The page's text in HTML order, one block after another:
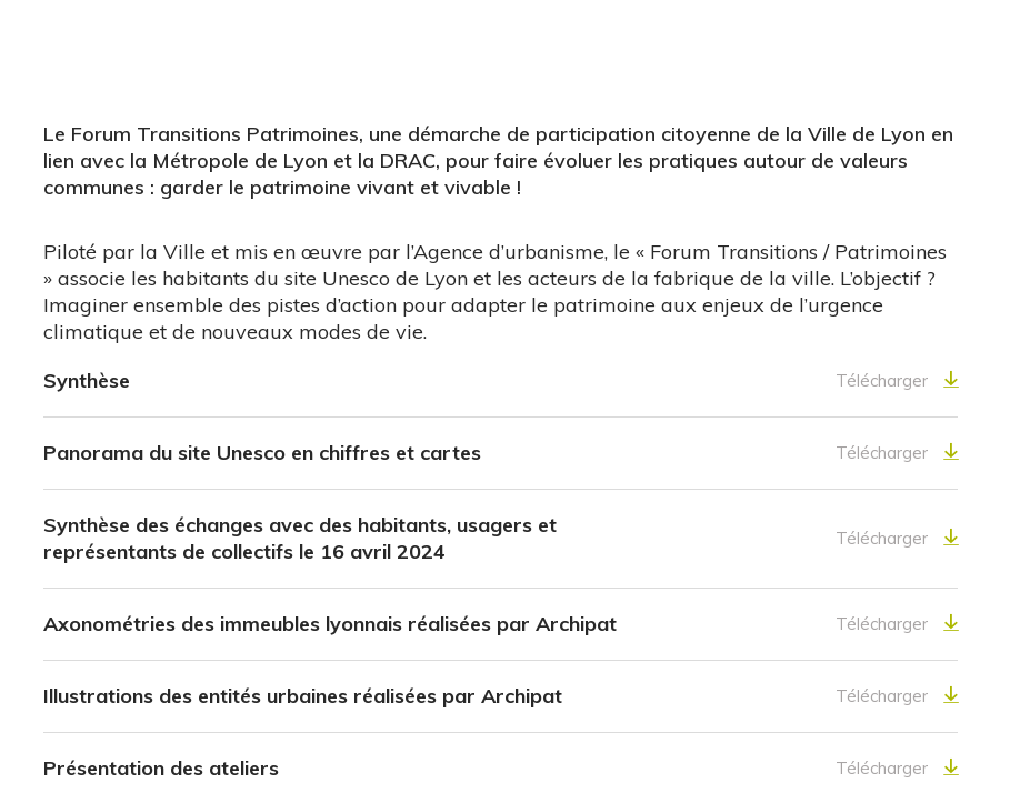
Le Forum Transitions Patrimoines, une démarche de participation citoyenne de la Ville de Lyon en
lien avec la Métropole de Lyon et la DRAC, pour faire évoluer les pratiques autour de valeurs
communes : garder le patrimoine vivant et vivable !
Piloté par la Ville et mis en œuvre par l’Agence d’urbanisme, le « Forum Transitions / Patrimoines
» associe les habitants du site Unesco de Lyon et les acteurs de la fabrique de la ville. L’objectif ?
Imaginer ensemble des pistes d’action pour adapter le patrimoine aux enjeux de l’urgence
climatique et de nouveaux modes de vie.
Synthèse
Télécharger
Panorama du site Unesco en chiffres et cartes Télécharger
Synthèse des échanges avec des habitants, usagers et
représentants de collectifs le 16 avril 2024
Télécharger
Axonométries des immeubles lyonnais réalisées par Archipat Télécharger
Illustrations des entités urbaines réalisées par Archipat Télécharger
Présentation des ateliers Télécharger